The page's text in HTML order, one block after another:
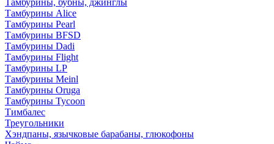
Тамбурины, бубны, джинглы
Тамбурины Alice
Тамбурины Pearl
Тамбурины BFSD
Тамбурины Dadi
Тамбурины Flight
Тамбурины LP
Тамбурины Meinl
Тамбурины Oruga
Тамбурины Tycoon
Тимбалес
Треугольники
Хэндпаны, язычковые барабаны, глюкофоны